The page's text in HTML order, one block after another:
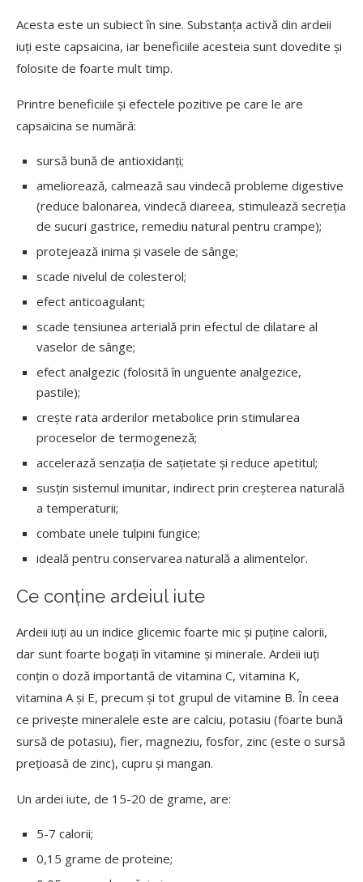
Acesta este un subiect în sine. Substanța activă din ardeii
iuți este capsaicina, iar beneficiile acesteia sunt dovedite și
folosite de foarte mult timp.
Printre beneficiile și efectele pozitive pe care le are
capsaicina se numără:
sursă bună de antioxidanți;
ameliorează, calmează sau vindecă probleme digestive
(reduce balonarea, vindecă diareea, stimulează secreția
de sucuri gastrice, remediu natural pentru crampe);
protejează inima și vasele de sânge;
scade nivelul de colesterol;
efect anticoagulant;
scade tensiunea arterială prin efectul de dilatare al
vaselor de sânge;
efect analgezic (folosită în unguente analgezice,
pastile);
crește rata arderilor metabolice prin stimularea
proceselor de termogeneză;
accelerază senzația de sațietate și reduce apetitul;
susțin sistemul imunitar, indirect prin creșterea naturală
a temperaturii;
combate unele tulpini fungice;
ideală pentru conservarea naturală a alimentelor.
Ce conține ardeiul iute
Ardeii iuți au un indice glicemic foarte mic și puține calorii,
dar sunt foarte bogați în vitamine și minerale. Ardeii iuți
conțin o doză importantă de vitamina C, vitamina K,
vitamina A și E, precum și tot grupul de vitamine B. În ceea
ce privește mineralele este are calciu, potasiu (foarte bună
sursă de potasiu), fier, magneziu, fosfor, zinc (este o sursă
prețioasă de zinc), cupru și mangan.
Un ardei iute, de 15-20 de grame, are:
5-7 calorii;
0,15 grame de proteine;